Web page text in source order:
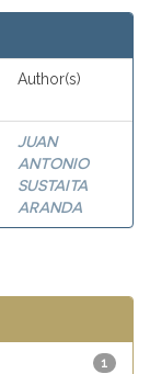
Author(s)
JUAN
ANTONIO
SUSTAITA
ARANDA
1